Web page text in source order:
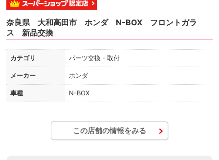
奈良県 大和高田市 ホンダ N-BOX フロントガラ
ス 新品交換
カテゴリ パーツ交換・取付
メーカー ホンダ
車種 N-BOX
この店舗の情報をみる